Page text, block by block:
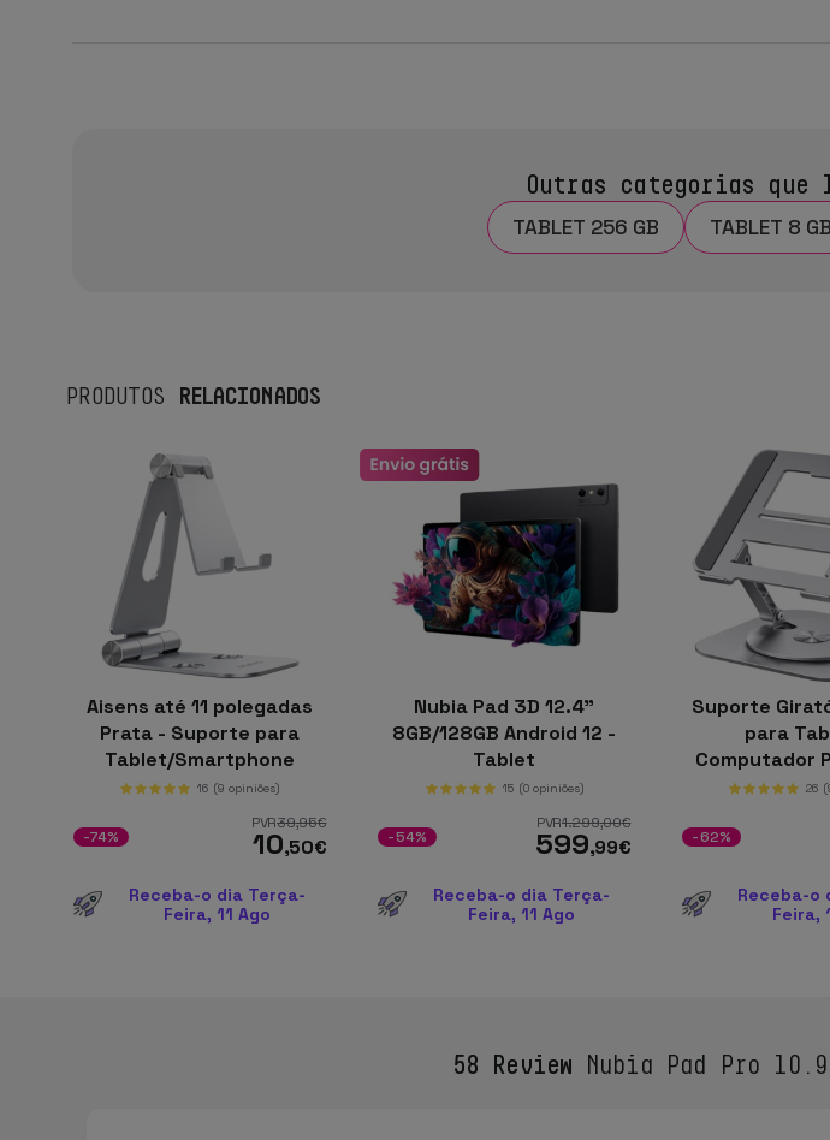
Outras categorias que
TABLET 256 GB TABLET 8
PRODUTOS RELACIONADOS
Aisens até 11 polegadas
Prata - Suporte para
Tablet/Smartphone
16 (9 opiniões)
PVR39,95€
10,50€
-74%
Receba-o dia Terça-
Feira, 11 Ago
Nubia Pad 3D 12.4”
8GB/128GB Android 12 -
Tablet
15 (0 opiniões)
PVR1.299,00€
599,99€
-54%
Receba-o dia Terça-
Feira, 11 Ago
Suporte
para
Computador
Alumínio26
-62%
Receba-o
Feira,
58 Review Nubia Pad Pro